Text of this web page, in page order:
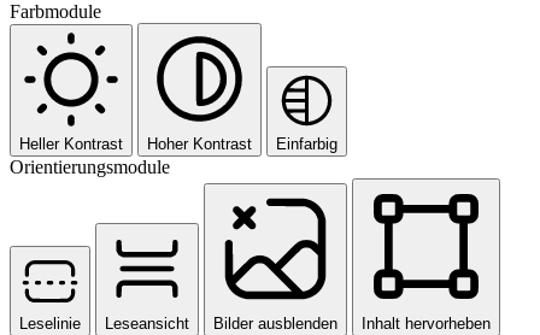
Farbmodule
Heller Kontrast Hoher Kontrast Einfarbig
Orientierungsmodule
Leselinie Leseansicht Bilder ausblenden Inhalt hervorheben